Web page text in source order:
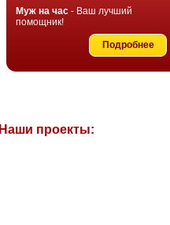
Муж на час - Ваш лучший
помощник!
Подробнее
Наши проекты: